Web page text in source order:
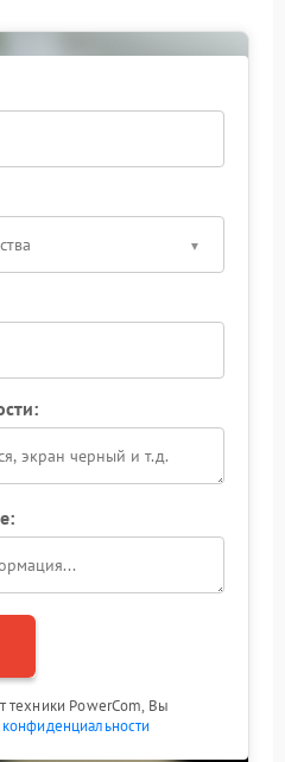
без внимания: исправный
заметить изменения в
сбои в питании
продлите срок службы
техники PowerCom, Вы